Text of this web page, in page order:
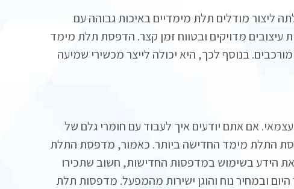
ליצור מודלים תלת מימדיים באיכות גבוהה עם
עיצובים מדויקים ובטווח זמן קצר. הדפסת תלת מימד
מורכבים. בנוסף לכך, היא יכולה לייצר מכשירי שמיעה
אם אתם יודעים איך לעבוד עם חומרי גלם של
התלת מימד החדישה ביותר. כאמור, מדפסת התלת
הידע בשימוש במדפסות החדישות, חשוב שתכירו
ובמחיר נוח והוגן ישירות מהמפעל. מדפסות תלת